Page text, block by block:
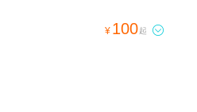
¥ 100起 